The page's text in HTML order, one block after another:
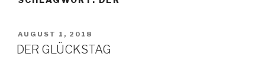
VERÖFFENTLICHT
AM
AUGUST 1, 2018
DER GLÜCKSTAG